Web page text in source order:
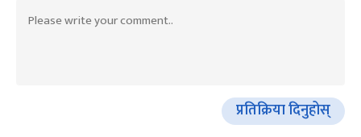
प्रतिक्रिया दिनुहोस्